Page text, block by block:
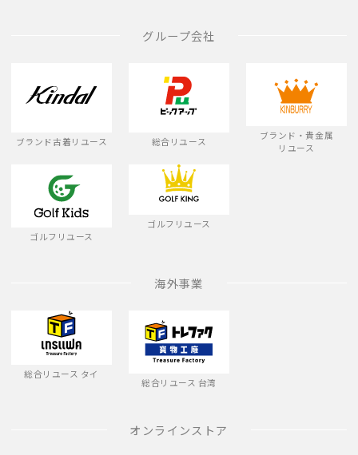
グループ会社
ブランド古着リユース 総合リユース
ブランド・貴金属
リユース
ゴルフリユース
ゴルフリユース
海外事業
総合リユース タイ
総合リユース 台湾
オンラインストア